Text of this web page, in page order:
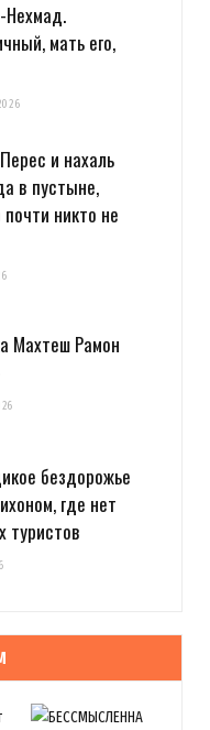
Нехмад.
мать его,
и нахаль
в пустыне,
никто не
Махтеш Рамон
бездорожье
где нет
туристов